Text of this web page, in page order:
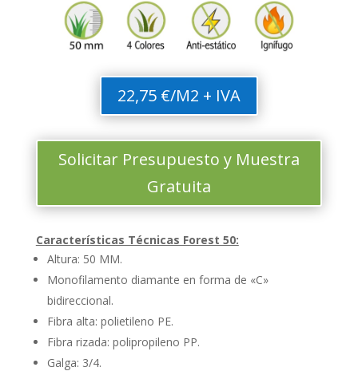
22,75 €/M2 + IVA
Solicitar Presupuesto y Muestra
Gratuita
Características Técnicas Forest 50:
Altura: 50 MM.
Monofilamento diamante en forma de «C»
bidireccional.
Fibra alta: polietileno PE.
Fibra rizada: polipropileno PP.
Galga: 3/4.